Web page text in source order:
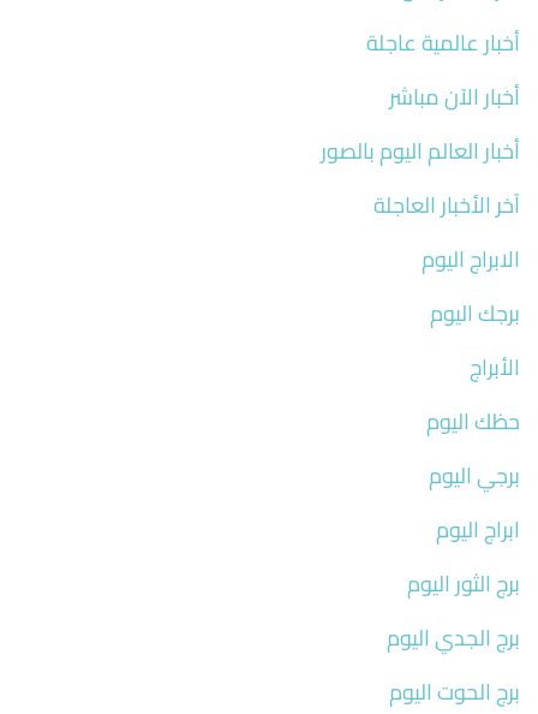
أخبار عالمية عاجلة
أخبار الآن مباشر
أخبار العالم اليوم بالصور
آخر الأخبار العاجلة
الابراج اليوم
برجك اليوم
الأبراج
حظك اليوم
برجي اليوم
ابراج اليوم
برج الثور اليوم
برج الجدي اليوم
برج الحوت اليوم